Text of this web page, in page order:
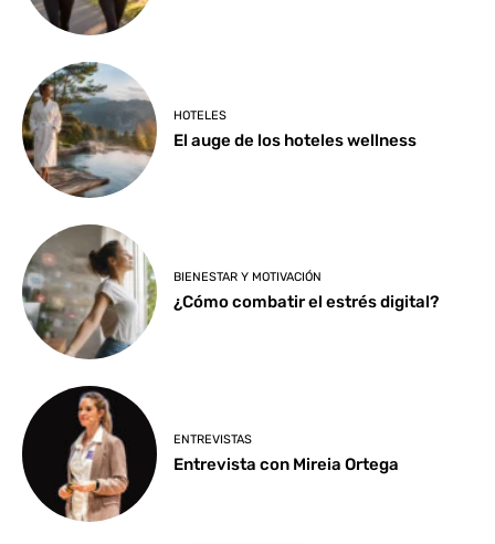
HOTELES
El auge de los hoteles wellness
BIENESTAR Y MOTIVACIÓN
¿Cómo combatir el estrés digital?
ENTREVISTAS
Entrevista con Mireia Ortega